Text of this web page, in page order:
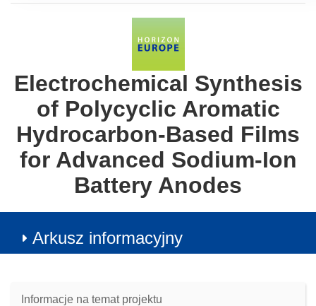
oknie)
Electrochemical Synthesis
of Polycyclic Aromatic
Hydrocarbon-Based Films
for Advanced Sodium-Ion
Battery Anodes
Arkusz informacyjny
Informacje na temat projektu